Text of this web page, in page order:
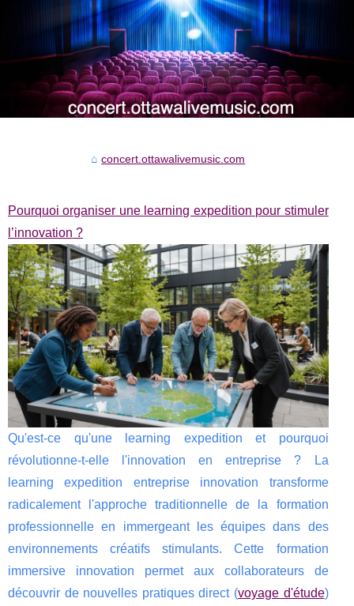
concert.ottawalivemusic.com
Pourquoi organiser une learning expedition pour stimuler
l’innovation ?
Qu'est-ce qu'une learning expedition et pourquoi
révolutionne-t-elle l'innovation en entreprise ? La
learning expedition entreprise innovation transforme
radicalement l'approche traditionnelle de la formation
professionnelle en immergeant les équipes dans des
environnements créatifs stimulants. Cette formation
immersive innovation permet aux collaborateurs de
découvrir de nouvelles pratiques direct (voyage d'étude)